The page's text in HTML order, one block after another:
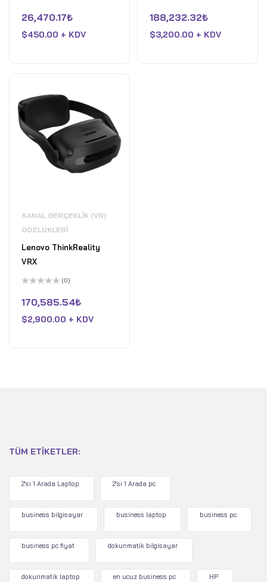
üzerinden
0
aldı
26,470.17₺
$450.00 + KDV
üzerinden
0
aldı
188,232.32₺
$3,200.00 + KDV
SANAL GERÇEKLIK (VR)
GÖZLÜKLERI
Lenovo ThinkReality
VRX
üzerinden
0
aldı
(0)
170,585.54₺
$2,900.00 + KDV
TÜM ETIKETLER:
2'si 1 Arada Laptop 2'si 1 Arada pc
business bilgisayar business laptop business pc
business pc fiyat dokunmatik bilgisayar
dokunmatik laptop en ucuz business pc HP